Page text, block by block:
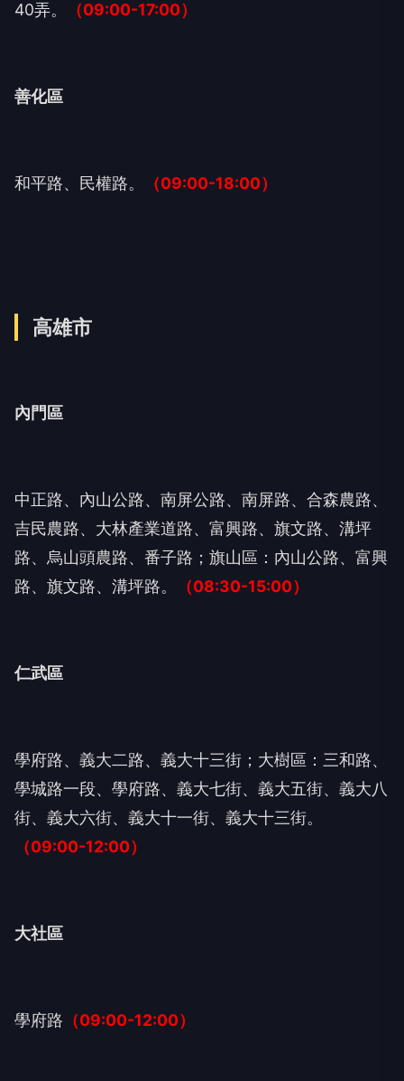
40弄。
（09:00-17:00）
善化區
和平路、民權路。 （09:00-18:00）
高雄市
內門區
中正路、內山公路、南屏公路、南屏路、合森農路、
吉民農路、大林產業道路、富興路、旗文路、溝坪
路、烏山頭農路、番子路；旗山區：內山公路、富興
路、旗文路、溝坪路。
（08:30-15:00）
仁武區
學府路、義大二路、義大十三街；大樹區：三和路、
學城路一段、學府路、義大七街、義大五街、義大八
街、義大六街、義大十一街、義大十三街。
（09:00-12:00）
大社區
學府路 （09:00-12:00）